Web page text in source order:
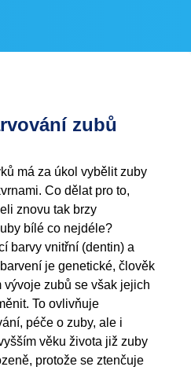
zubů
má za úkol vybělit zuby
Co dělat pro to,
znovu tak brzy
bílé co nejdéle?
barvy vnitřní (dentin) a
je genetické, člověk
vývoje zubů se však jejich
To ovlivňuje
péče o zuby, ale i
věku života již zuby
protože se ztenčuje